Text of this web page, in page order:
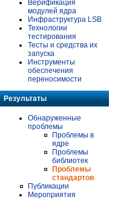
Верификация
модулей ядра
Инфраструктура LSB
Технологии
тестирования
Тесты и средства их
запуска
Инструменты
обеспечения
переносимости
Результаты
Обнаруженные
проблемы
Проблемы в
ядре
Проблемы
библиотек
Проблемы
стандартов
Публикации
Мероприятия